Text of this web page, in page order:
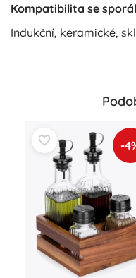
Kompatibilita se
Indukční, keramické,
-